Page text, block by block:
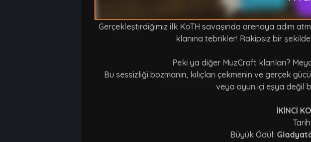
Gerçekleştirdiğimiz ilk KoTH savaşında arenaya adım
klanına tebrikler! Rakipsiz bir
Peki ya diğer MuzCraft klanları?
Bu sessizliği bozmanın, kılıçları çekmenin ve gerçek
veya oyun içi eşya değil
İKİNCİ
Tarih:
Büyük Ödül: